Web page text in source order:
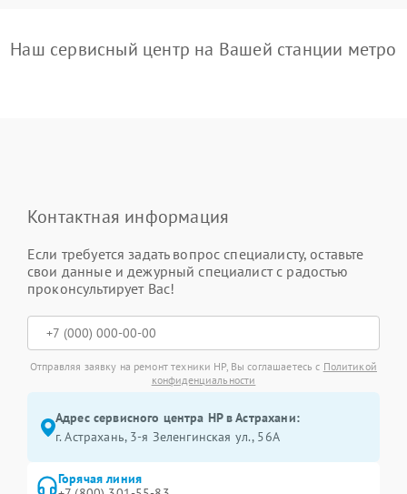
Наш сервисный центр на Вашей станции метро
Контактная информация
Если требуется задать вопрос специалисту, оставьте
свои данные и дежурный специалист с радостью
проконсультирует Вас!
Отправляя заявку на ремонт техники HP, Вы соглашаетесь с Политикой
конфиденциальности
Адрес сервисного центра HP в Астрахани:
г. Астрахань, 3-я Зеленгинская ул., 56А
Горячая линия